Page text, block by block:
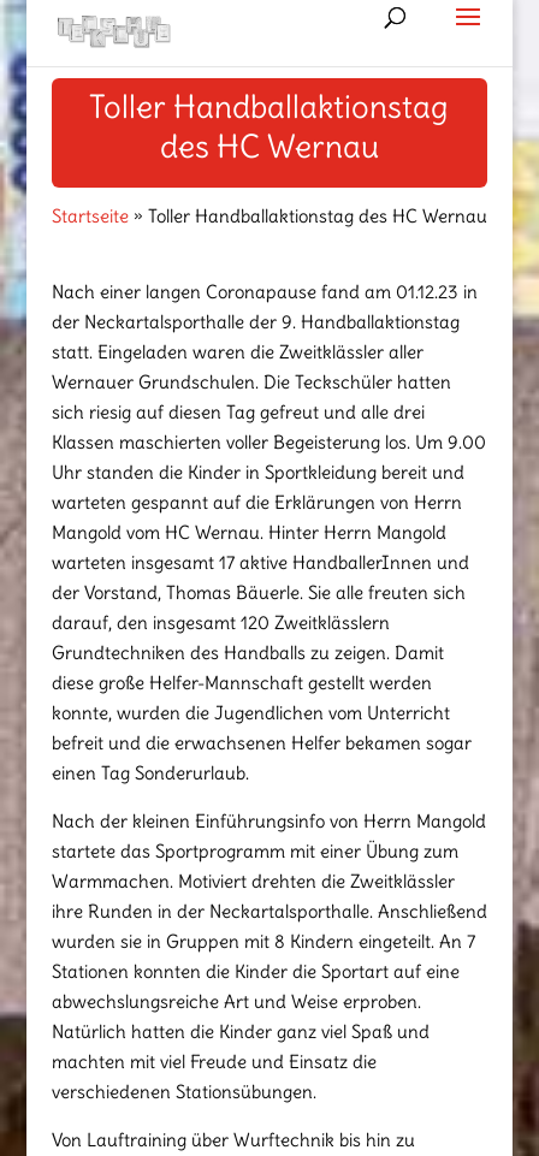
Toller Handballaktionstag
des HC Wernau
Startseite» Toller Handballaktionstag des HC Wernau
Nach einer langen Coronapause fand am 01.12.23 in
der Neckartalsporthalle der 9. Handballaktionstag
statt. Eingeladen waren die Zweitklässler aller
Wernauer Grundschulen. Die Teckschüler hatten
sich riesig auf diesen Tag gefreut und alle drei
Klassen maschierten voller Begeisterung los. Um 9.00
Uhr standen die Kinder in Sportkleidung bereit und
warteten gespannt auf die Erklärungen von Herrn
Mangold vom HC Wernau. Hinter Herrn Mangold
warteten insgesamt 17 aktive HandballerInnen und
der Vorstand, Thomas Bäuerle. Sie alle freuten sich
darauf, den insgesamt 120 Zweitklässlern
Grundtechniken des Handballs zu zeigen. Damit
diese große Helfer-Mannschaft gestellt werden
konnte, wurden die Jugendlichen vom Unterricht
befreit und die erwachsenen Helfer bekamen sogar
einen Tag Sonderurlaub.
Nach der kleinen Einführungsinfo von Herrn Mangold
startete das Sportprogramm mit einer Übung zum
Warmmachen. Motiviert drehten die Zweitklässler
ihre Runden in der Neckartalsporthalle. Anschließend
wurden sie in Gruppen mit 8 Kindern eingeteilt. An 7
Stationen konnten die Kinder die Sportart auf eine
abwechslungsreiche Art und Weise erproben.
Natürlich hatten die Kinder ganz viel Spaß und
machten mit viel Freude und Einsatz die
verschiedenen Stationsübungen.
Von Lauftraining über Wurftechnik bis hin zu